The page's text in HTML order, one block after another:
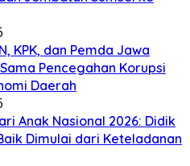
KPK, dan Pemda Jawa
Pencegahan Korupsi
Daerah
Anak Nasional 2026: Didik
Dimulai dari Keteladanan